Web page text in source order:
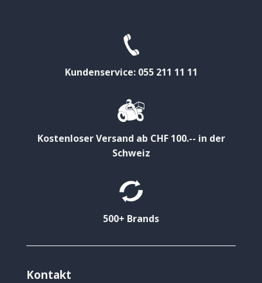
Kundenservice: 055 211 11 11
Kostenloser Versand ab CHF 100.-- in der
Schweiz
500+ Brands
Kontakt